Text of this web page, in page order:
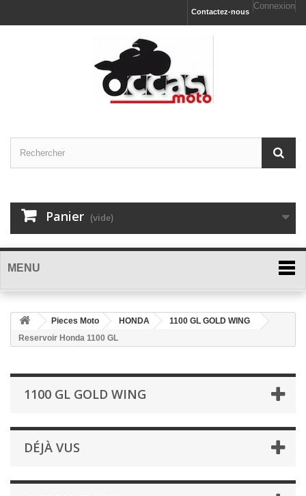
Connexion
Contactez-nous
Panier (vide)
MENU
Pieces Moto HONDA
1100 GL GOLD WING
Reservoir Honda 1100 GL
1100 GL GOLD WING
DÉJÀ VUS